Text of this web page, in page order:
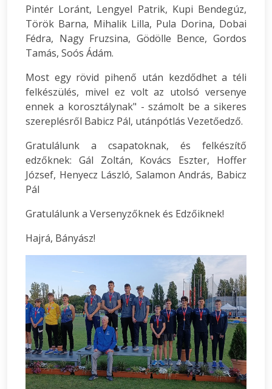
Pintér Loránt, Lengyel Patrik, Kupi Bendegúz,
Török Barna, Mihalik Lilla, Pula Dorina, Dobai
Fédra, Nagy Fruzsina, Gödölle Bence, Gordos
Tamás, Soós Ádám.
Most egy rövid pihenő után kezdődhet a téli
felkészülés, mivel ez volt az utolsó versenye
ennek a korosztálynak" - számolt be a sikeres
szereplésről Babicz Pál, utánpótlás Vezetőedző.
Gratulálunk a csapatoknak, és felkészítő
edzőknek: Gál Zoltán, Kovács Eszter, Hoffer
József, Henyecz László, Salamon András, Babicz
Pál
Gratulálunk a Versenyzőknek és Edzőiknek!
Hajrá, Bányász!